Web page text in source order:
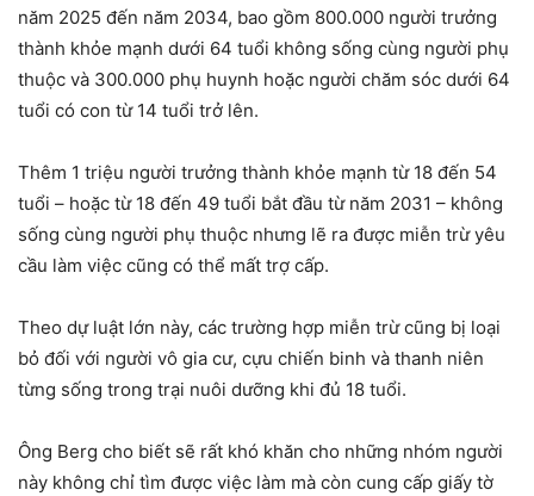
năm 2025 đến năm 2034, bao gồm 800.000 người trưởng
thành khỏe mạnh dưới 64 tuổi không sống cùng người phụ
thuộc và 300.000 phụ huynh hoặc người chăm sóc dưới 64
tuổi có con từ 14 tuổi trở lên.
Thêm 1 triệu người trưởng thành khỏe mạnh từ 18 đến 54
tuổi – hoặc từ 18 đến 49 tuổi bắt đầu từ năm 2031 – không
sống cùng người phụ thuộc nhưng lẽ ra được miễn trừ yêu
cầu làm việc cũng có thể mất trợ cấp.
Theo dự luật lớn này, các trường hợp miễn trừ cũng bị loại
bỏ đối với người vô gia cư, cựu chiến binh và thanh niên
từng sống trong trại nuôi dưỡng khi đủ 18 tuổi.
Ông Berg cho biết sẽ rất khó khăn cho những nhóm người
này không chỉ tìm được việc làm mà còn cung cấp giấy tờ